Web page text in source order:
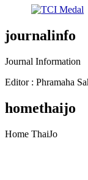
journalinfo
Journal Information
Editor : Phramaha
homethaijo
Home ThaiJo